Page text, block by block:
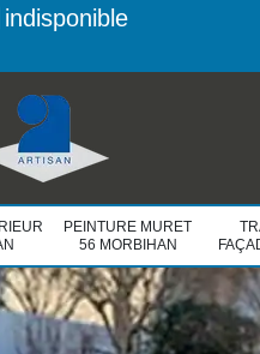
indisponible
PEINTURE MURET
56 MORBIHAN